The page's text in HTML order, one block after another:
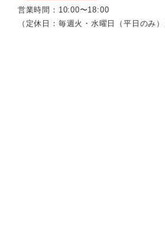
営業時間：10:00〜18:00
（定休日：毎週火・水曜日（平日のみ